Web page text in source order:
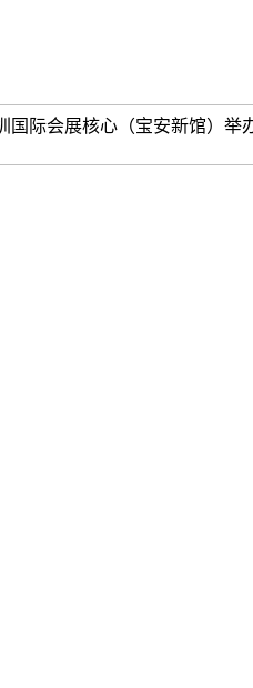
国际会展核心（宝安新馆）